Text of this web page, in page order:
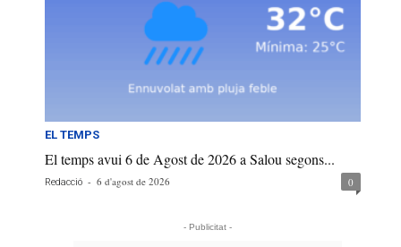
EL TEMPS
El temps avui 6 de Agost de 2026 a Salou segons...
Redacció - 6 d'agost de 2026 0
- Publicitat -